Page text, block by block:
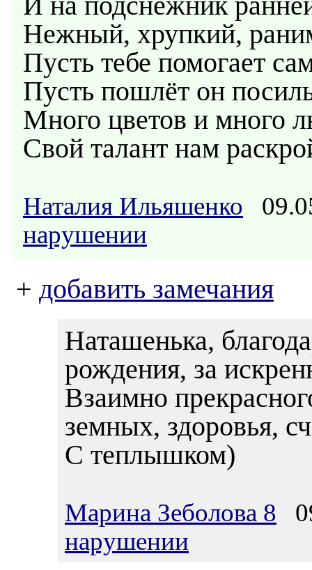
Нежный, хрупкий,
Пусть тебе помогает
Пусть пошлёт он
Много цветов и много
Свой талант нам
Наталия Ильяшенко
нарушении
+ добавить замечания
Наташенька,
рождения, за
Взаимно
земных, здоровья,
С теплышком)
Марина Зеболова 8
нарушении